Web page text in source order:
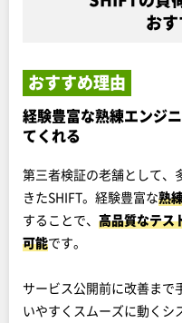
お
おすすめ理由
経験豊富な熟練エンジ
てくれる
第三者検証の老舗として、
きたSHIFT。経験豊富な熟
することで、 高品質なテス
可能です。
サービス公開前に改善まで
いやすくスムーズに動くシ